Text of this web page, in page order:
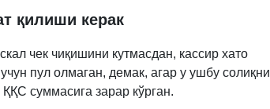
қилиши керак
чек чиқишини кутмасдан, кассир хато
пул олмаган, демак, агар у ушбу солиқни
суммасига зарар кўрган.